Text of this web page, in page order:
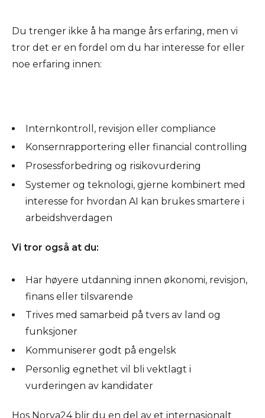
Du trenger ikke å ha mange års erfaring, men vi
tror det er en fordel om du har interesse for eller
noe erfaring innen:
Internkontroll, revisjon eller compliance
Konsernrapportering eller financial controlling
Prosessforbedring og risikovurdering
Systemer og teknologi, gjerne kombinert med
interesse for hvordan AI kan brukes smartere i
arbeidshverdagen
Vi tror også at du:
Har høyere utdanning innen økonomi, revisjon,
finans eller tilsvarende
Trives med samarbeid på tvers av land og
funksjoner
Kommuniserer godt på engelsk
Personlig egnethet vil bli vektlagt i
vurderingen av kandidater
Hos Norva24 blir du en del av et internasjonalt